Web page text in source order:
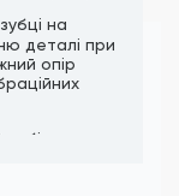
на
деталі при
опір
для